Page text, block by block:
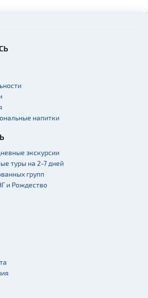
и тиры
напитки
экскурсии
туры на 2-7 дней
групп
и Рождество